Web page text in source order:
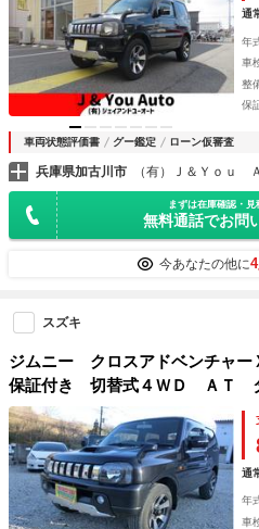
通
年
車
整
保
車両状態評価書 グー鑑定 ローン仮審査
兵庫県加古川市 （有）Ｊ＆Ｙｏｕ
まずは在庫確認・見
無料通話でお問
今あなたの他に
スズキ
ジムニー クロスアドベンチャ
保証付き 切替式４ＷＤ ＡＴ
ス シートヒーター Ｓヒータ
キーレス付 マニュアルエアコ
ウ エアバック ＡＢＳ
通
年
車